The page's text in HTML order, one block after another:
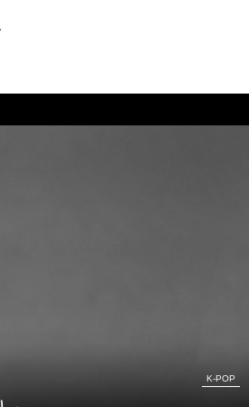
K-POP